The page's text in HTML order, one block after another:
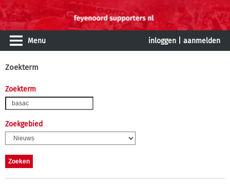
Menu inloggen aanmelden
Zoekterm
Zoekterm
Zoekgebied